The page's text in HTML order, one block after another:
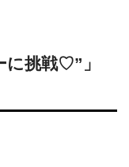
に挑戦♡”」